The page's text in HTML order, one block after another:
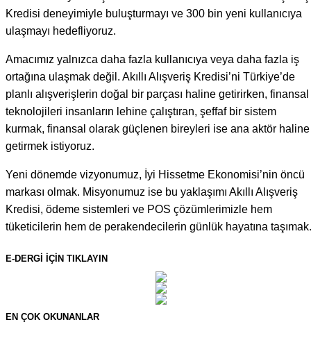
Kredisi deneyimiyle buluşturmayı ve 300 bin yeni kullanıcıya
ulaşmayı hedefliyoruz.
Amacımız yalnızca daha fazla kullanıcıya veya daha fazla iş
ortağına ulaşmak değil. Akıllı Alışveriş Kredisi’ni Türkiye’de
planlı alışverişlerin doğal bir parçası haline getirirken, finansal
teknolojileri insanların lehine çalıştıran, şeffaf bir sistem
kurmak, finansal olarak güçlenen bireyleri ise ana aktör haline
getirmek istiyoruz.
Yeni dönemde vizyonumuz, İyi Hissetme Ekonomisi’nin öncü
markası olmak. Misyonumuz ise bu yaklaşımı Akıllı Alışveriş
Kredisi, ödeme sistemleri ve POS çözümlerimizle hem
tüketicilerin hem de perakendecilerin günlük hayatına
E-DERGI IÇIN TIKLAYIN
EN ÇOK OKUNANLAR